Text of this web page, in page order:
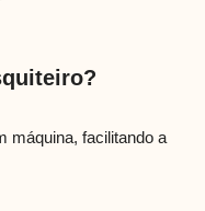
máquina, facilitando a